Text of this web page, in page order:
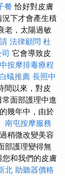
餐 恰好對皮膚
下才會產生積
老，太陽過敏
法律顧問 杜
它會導致皮
按摩排毒療程
蟻推薦 長照中
間以來，對皮
面部護理中進
幾年中，由於
南屯按摩服務
稍微改變美容
部護理變得無
和我們的皮膚
北 助聽器價格